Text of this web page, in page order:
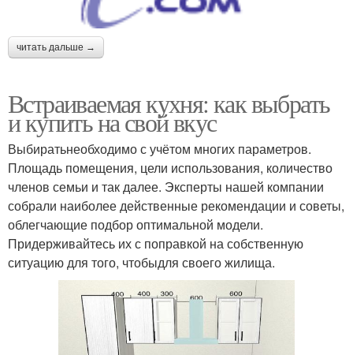
читать дальше →
Встраиваемая кухня: как выбрать
и купить на свой вкус
Выбиратьнеобходимо с учётом многих параметров.
Площадь помещения, цели использования, количество
членов семьи и так далее. Эксперты нашей компании
собрали наиболее действенные рекомендации и советы,
облегчающие подбор оптимальной модели.
Придерживайтесь их с поправкой на собственную
ситуацию для того, чтобыдля своего жилища.